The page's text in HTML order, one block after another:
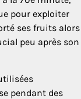
pour exploiter
ses fruits alors
peu après son
pendant des